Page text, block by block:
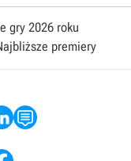
gry 2026 roku
premiery